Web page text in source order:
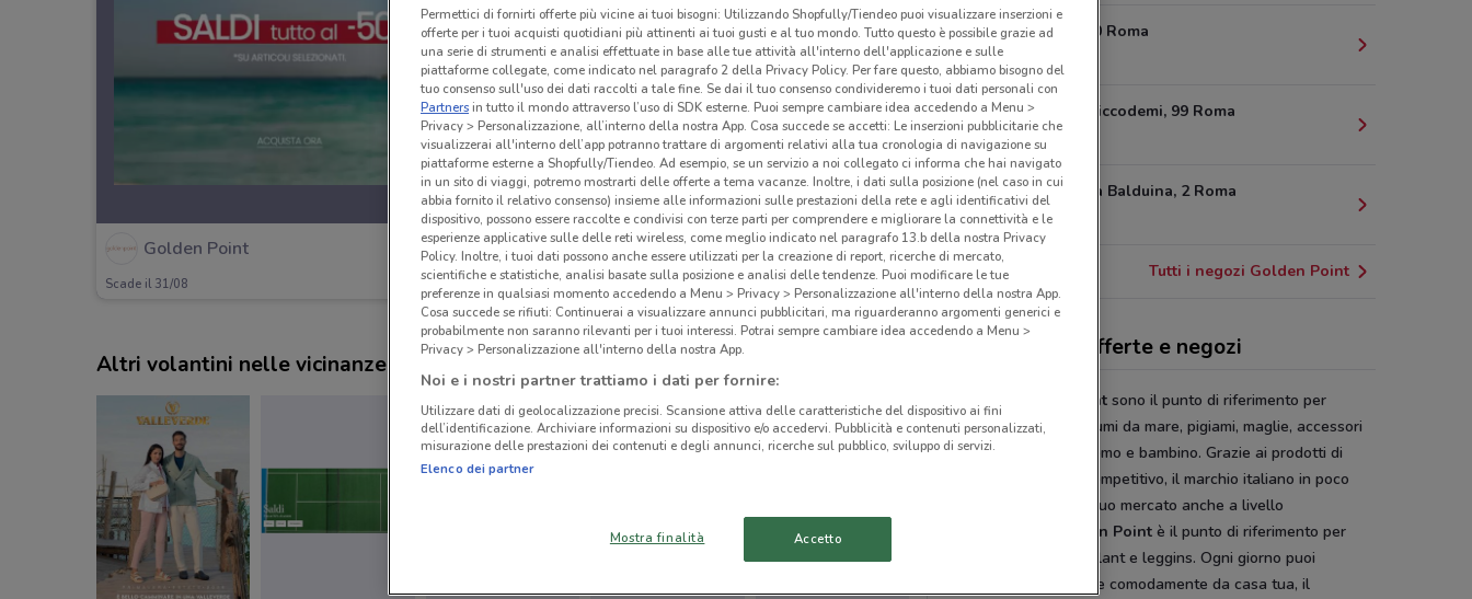
Golden Point
Scade il 31/08 1.2 km
Altri volantini nelle vicinanze
Ojetti, 58-60 Roma
Via Dario Niccodemi, 99 Roma
2.9 km
Piazza Della Balduina, 2 Roma
3 km
Tutti i negozi Golden Point
Golden Point, offerte e negozi
I negozi Golden Point sono il punto di riferimento per
comprare intimo, costumi da mare, pigiami, maglie, accessori
di moda per donna, uomo e bambino. Grazie ai prodotti di
qualità a un prezzo competitivo, il marchio italiano in poco
tempo ha espanso il suo mercato anche a livello
Golden Point è il punto di riferimento per
l’acquisto di calze, collant e leggins. Ogni giorno puoi
comprare anche online comodamente da casa tua, il
Permettici di fornirti offerte più vicine ai tuoi bisogni: Utilizzando Shopfully/Tiendeo puoi visualizzare inserzioni e
offerte per i tuoi acquisti quotidiani più attinenti ai tuoi gusti e al tuo mondo. Tutto questo è possibile grazie ad
una serie di strumenti e analisi effettuate in base alle tue attività all'interno dell'applicazione e sulle
piattaforme collegate, come indicato nel paragrafo 2 della Privacy Policy. Per fare questo, abbiamo bisogno del
tuo consenso sull'uso dei dati raccolti a tale fine. Se dai il tuo consenso condivideremo i tuoi dati personali con
Partnersin tutto il mondo attraverso l’uso di SDK esterne. Puoi sempre cambiare idea accedendo a Menu >
Privacy > Personalizzazione, all’interno della nostra App. Cosa succede se accetti: Le inserzioni pubblicitarie che
visualizzerai all'interno dell’app potranno trattare di argomenti relativi alla tua cronologia di navigazione su
piattaforme esterne a Shopfully/Tiendeo. Ad esempio, se un servizio a noi collegato ci informa che hai navigato
in un sito di viaggi, potremo mostrarti delle offerte a tema vacanze. Inoltre, i dati sulla posizione (nel caso in cui
abbia fornito il relativo consenso) insieme alle informazioni sulle prestazioni della rete e agli identificativi del
dispositivo, possono essere raccolte e condivisi con terze parti per comprendere e migliorare la connettività e le
esperienze applicative sulle delle reti wireless, come meglio indicato nel paragrafo 13.b della nostra Privacy
Policy. Inoltre, i tuoi dati possono anche essere utilizzati per la creazione di report, ricerche di mercato,
scientifiche e statistiche, analisi basate sulla posizione e analisi delle tendenze. Puoi modificare le tue
preferenze in qualsiasi momento accedendo a Menu > Privacy > Personalizzazione all'interno della nostra App.
Cosa succede se rifiuti: Continuerai a visualizzare annunci pubblicitari, ma riguarderanno argomenti generici e
probabilmente non saranno rilevanti per i tuoi interessi. Potrai sempre cambiare idea accedendo a Menu >
Privacy > Personalizzazione all'interno della nostra App.
Noi e i nostri partner trattiamo i dati per fornire:
Utilizzare dati di geolocalizzazione precisi. Scansione attiva delle caratteristiche del dispositivo ai fini
dell’identificazione. Archiviare informazioni su dispositivo e/o accedervi. Pubblicità e contenuti personalizzati,
misurazione delle prestazioni dei contenuti e degli annunci, ricerche sul pubblico, sviluppo di servizi.
Elenco dei partner
Mostra finalità Accetto